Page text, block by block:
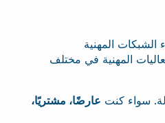
المهنية في مختلف
سواء كنت عارضًا، مشتريًا،